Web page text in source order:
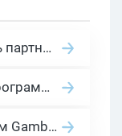
SalesDoubler: украинская сеть партнерских программ с оплатой за действие
Partners 1win: партнерская программа казино в нише гемблинг арбитраж
2026 Гемблинг это: Разбираем Gambling вертикаль, и все что связано с гемблинг и беттинг офферами